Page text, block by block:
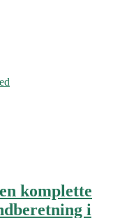
komplette
i